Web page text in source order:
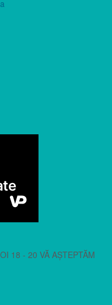
18 - 20 VĂ AȘTEPTĂM